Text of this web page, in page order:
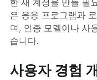
한 새 계정을 만들 필
은 응용 프로그램과
며, 인증 모델이나 사
습니다.
사용자 경험